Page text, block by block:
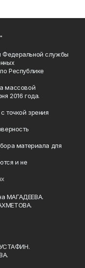
Федеральной службы
Республике
массовой
2016 года.
точкой зрения
материала для
и не
МАГАДЕЕВА.